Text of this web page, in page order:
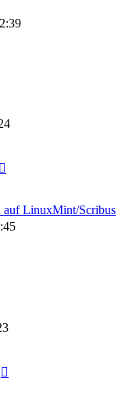
auf LinuxMint/Scribus